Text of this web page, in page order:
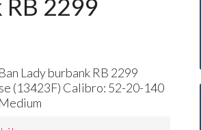
RB 2299
Lady burbank RB 2299
(13423F) Calibro: 52-20-140